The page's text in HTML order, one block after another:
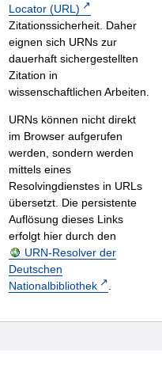
Locator (URL)
Zitationssicherheit. Daher
eignen sich URNs zur
dauerhaft sichergestellten
Zitation in
wissenschaftlichen Arbeiten.
URNs können nicht direkt
im Browser aufgerufen
werden, sondern werden
mittels eines
Resolvingdienstes in URLs
übersetzt. Die persistente
Auflösung dieses Links
erfolgt hier durch den
URN-Resolver der
Deutschen
Nationalbibliothek
.